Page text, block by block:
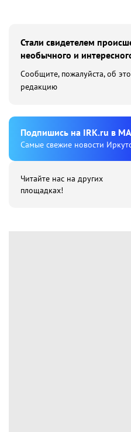
Стали свидетелем
необычного и
Сообщите, пожалуйста, об
редакцию
Подпишиcь на IRK.ru в
Cамые свежие новости
Читайте нас на других
площадках!